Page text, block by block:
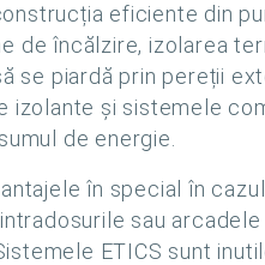
eficiente din
de încălzire, izolarea
se piardă prin pereții
izolante și sistemele
de energie.
în special în
sau
ETICS sunt